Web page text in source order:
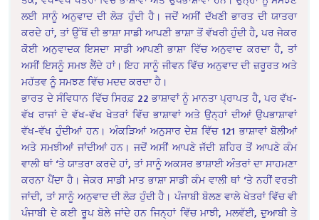
ਲਈ ਸਾਨੂੰ ਅਨੁਵਾਦ ਦੀ ਲੋੜ ਹੁੰਦੀ ਹੈ। ਜਦੋਂ ਅਸੀਂ ਦੱਖਣੀ ਭਾਰਤ ਦੀ ਯਾਤਰਾ
ਕਰਦੇ ਹਾਂ, ਤਾਂ ਉੱਥੋਂ ਦੀ ਭਾਸ਼ਾ ਸਾਡੀ ਆਪਣੀ ਭਾਸ਼ਾ ਤੋਂ ਵੱਖਰੀ ਹੁੰਦੀ ਹੈ, ਪਰ ਜੇਕਰ
ਕੋਈ ਅਨੁਵਾਦਕ ਇਸਦਾ ਸਾਡੀ ਆਪਣੀ ਭਾਸ਼ਾ ਵਿੱਚ ਅਨੁਵਾਦ ਕਰਦਾ ਹੈ, ਤਾਂ
ਅਸੀਂ ਇਸਨੂੰ ਸਮਝ ਲੈਂਦੇ ਹਾਂ। ਇਹ ਸਾਨੂੰ ਜੀਵਨ ਵਿੱਚ ਅਨੁਵਾਦ ਦੀ ਜ਼ਰੂਰਤ ਅਤੇ
ਮਹੱਤਵ ਨੂੰ ਸਮਝਣ ਵਿੱਚ ਮਦਦ ਕਰਦਾ ਹੈ।
ਭਾਰਤ ਦੇ ਸੰਵਿਧਾਨ ਵਿੱਚ ਸਿਰਫ਼ 22 ਭਾਸ਼ਾਵਾਂ ਨੂੰ ਮਾਨਤਾ ਪ੍ਰਾਪਤ ਹੈ, ਪਰ ਵੱਖ-
ਵੱਖ ਰਾਜਾਂ ਦੇ ਵੱਖ-ਵੱਖ ਖੇਤਰਾਂ ਵਿੱਚ ਭਾਸ਼ਾਵਾਂ ਅਤੇ ਉਨ੍ਹਾਂ ਦੀਆਂ ਉਪਭਾਸ਼ਾਵਾਂ
ਵੱਖ-ਵੱਖ ਹੁੰਦੀਆਂ ਹਨ। ਅੰਕੜਿਆਂ ਅਨੁਸਾਰ ਦੇਸ਼ ਵਿੱਚ 121 ਭਾਸ਼ਾਵਾਂ ਬੋਲੀਆਂ
ਅਤੇ ਸਮਝੀਆਂ ਜਾਂਦੀਆਂ ਹਨ। ਜਦੋਂ ਅਸੀਂ ਆਪਣੇ ਜੱਦੀ ਸ਼ਹਿਰ ਤੋਂ ਆਪਣੇ ਕੰਮ
ਵਾਲੀ ਥਾਂ ‘ਤੇ ਯਾਤਰਾ ਕਰਦੇ ਹਾਂ, ਤਾਂ ਸਾਨੂੰ ਅਕਸਰ ਭਾਸ਼ਾਈ ਅੰਤਰਾਂ ਦਾ ਸਾਹਮਣਾ
ਕਰਨਾ ਪੈਂਦਾ ਹੈ। ਜੇਕਰ ਸਾਡੀ ਮਾਤ ਭਾਸ਼ਾ ਸਾਡੀ ਕੰਮ ਵਾਲੀ ਥਾਂ ‘ਤੇ ਨਹੀਂ ਵਰਤੀ
ਜਾਂਦੀ, ਤਾਂ ਸਾਨੂੰ ਅਨੁਵਾਦ ਦੀ ਲੋੜ ਹੁੰਦੀ ਹੈ। ਪੰਜਾਬੀ ਬੋਲਣ ਵਾਲੇ ਖੇਤਰਾਂ ਵਿੱਚ ਵੀ
ਪੰਜਾਬੀ ਦੇ ਕਈ ਰੂਪ ਬੋਲੇ ​​ਜਾਂਦੇ ਹਨ ਜਿਨ੍ਹਾਂ ਵਿੱਚ ਮਾਝੀ, ਮਲਵੱਈ, ਦੁਆਬੀ ਤੇ